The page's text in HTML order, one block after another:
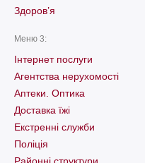
Здоров’я
Меню 3:
Інтернет послуги
Агентства нерухомості
Аптеки. Оптика
Доставка їжі
Екстренні служби
Поліція
Районні структури